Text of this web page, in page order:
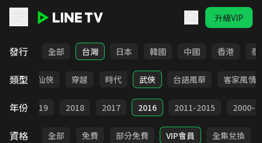
升級VIP
發行 全部 台灣 日本 韓國 中國 香港 泰
類型
療癒 仙俠 穿越 時代 武俠 台語風華 客家風情
年份 2019 2018 2017 2016 2011-2015 2000-
資格 全部 免費 部分免費 VIP會員 全集兌換